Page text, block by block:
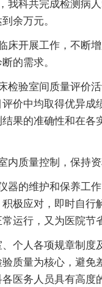
科共完成检测病人
余万元。
开展工作，不断增
的需求。
验室间质量评价活
价中均取得优异成
果的准确性和在各
质量控制，保持资
的维护和保养工作
极应对，即时自行
运行，又为医院节
人各项规章制度
质量为核心，避免
医务人员具有高度